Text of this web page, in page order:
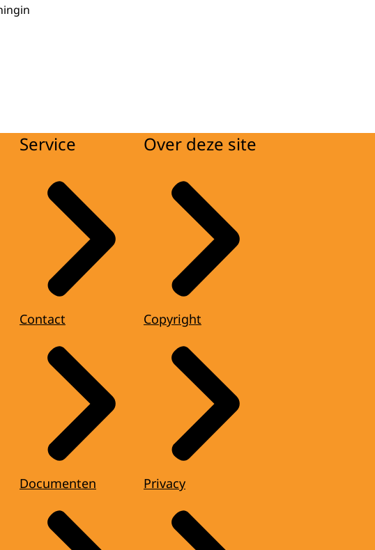
Service
Contact
Documenten
Over deze site
Copyright
Privacy